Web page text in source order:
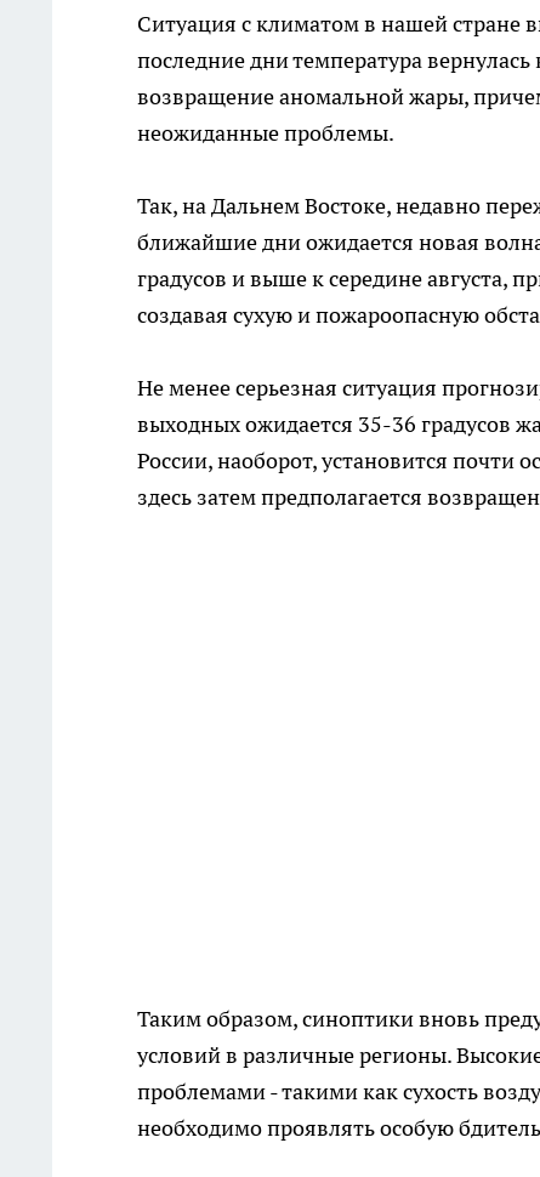
Ситуация с климатом в нашей стране
последние дни температура
возвращение аномальной жары,
неожиданные проблемы.
Так, на Дальнем Востоке, недавно
ближайшие дни ожидается новая
градусов и выше к середине августа,
создавая сухую и пожароопасную
Не менее серьезная ситуация
выходных ожидается 35-36 градусов
России, наоборот, установится
здесь затем предполагается
Таким образом, синоптики вновь
условий в различные регионы.
проблемами - такими как сухость
необходимо проявлять особую